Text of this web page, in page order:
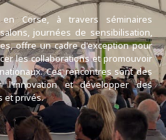
en Corse, à travers séminaires
journées de sensibilisation,
offre un cadre d'exception pour
les collaborations et promouvoir
Ces rencontres sont des
l'innovation et développer des
et privés.